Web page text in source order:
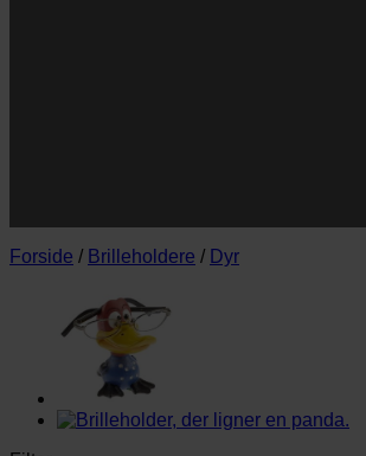
Forside / Brilleholdere / Dyr